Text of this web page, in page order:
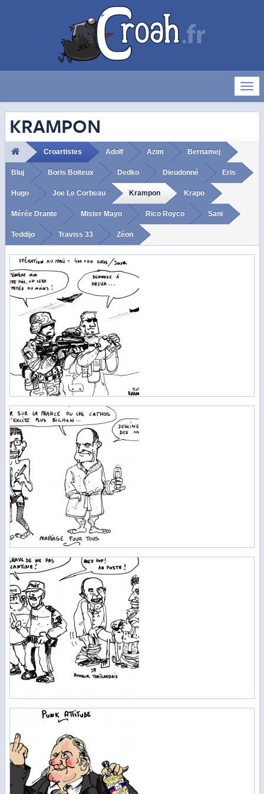
la
KRAMPON
Croartistes Adolf Azim Bernamej
Bluj Boris Boiteux Dedko Dieudonné Eris
Hugo Joe Le Corbeau Krampon Krapo
Mérée Drante Mister Mayo Rico Royco Sani
Teddijo Traviss 33 Zéon